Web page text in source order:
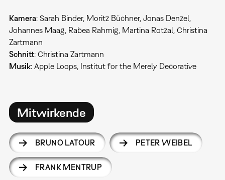
Kamera: Sarah Binder, Moritz Büchner, Jonas Denzel,
Johannes Maag, Rabea Rahmig, Martina Rotzal, Christina
Zartmann
Schnitt: Christina Zartmann
Musik: Apple Loops, Institut for the Merely Decorative
Mitwirkende
BRUNO LATOUR PETER WEIBEL
FRANK MENTRUP